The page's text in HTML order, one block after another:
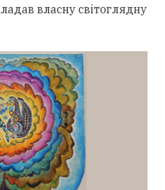
власну світоглядну